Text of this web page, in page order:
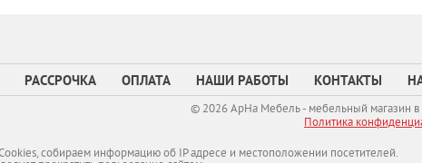
РАССРОЧКА ОПЛАТА НАШИ РАБОТЫ КОНТАКТЫ
© 2026 АрНа Мебель - мебельный магазин в
Политикa
собираем информацию об IP адресе и местоположении посетителей.